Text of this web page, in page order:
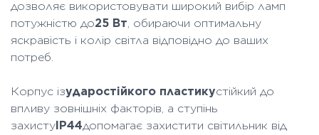
дозволяє використовувати широкий вибір ламп
потужністю до25 Вт, обираючи оптимальну
яскравість і колір світла відповідно до ваших
потреб.
Корпус ізударостійкого пластикустійкий до
впливу зовнішніх факторів, а ступінь
захисту IP44допомагає захистити світильник від